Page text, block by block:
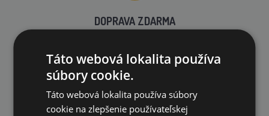
DOPRAVA ZDARMA
Táto webová lokalita používa
súbory cookie.
Táto webová lokalita používa súbory
cookie na zlepšenie používateľskej